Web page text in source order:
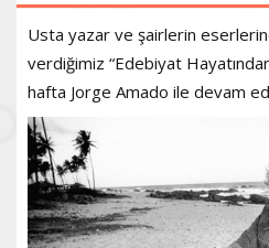
Usta yazar ve şairlerin
verdiğimiz “Edebiyat
hafta Jorge Amado ile devam